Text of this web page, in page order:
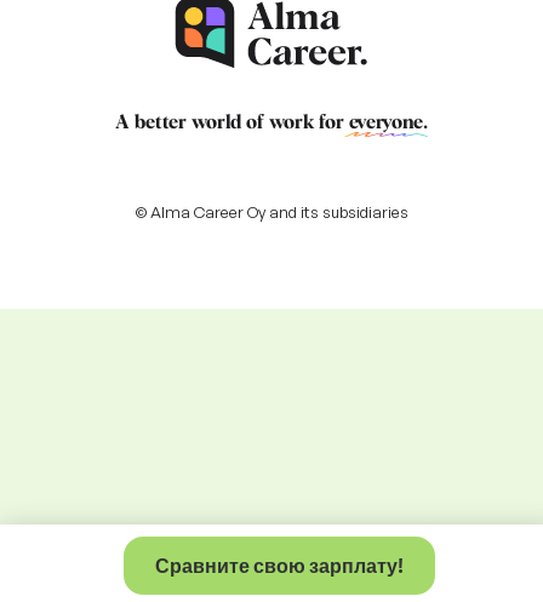
Сравните свою зарплату!
A better world of work for everyone.
© Alma Career Oy and its subsidiaries